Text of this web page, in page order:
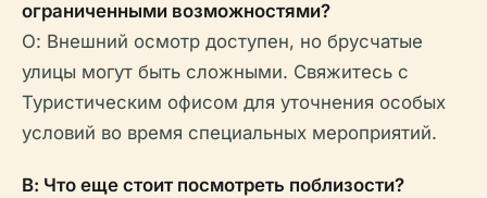
ограниченными возможностями?
О: Внешний осмотр доступен, но брусчатые
улицы могут быть сложными. Свяжитесь с
Туристическим офисом для уточнения особых
условий во время специальных мероприятий.
В: Что еще стоит посмотреть поблизости?